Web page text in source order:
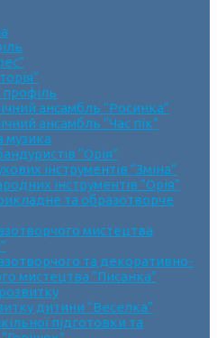
ансамбль “Росинка”
ансамбль “Час пік”
музика
“Орія”
інструментів “Зміна”
інструментів “Орія”
та образотворче
мистецтва
та декоративно-
мистецтва “Писанка”
дитини “Веселка”
підготовки та